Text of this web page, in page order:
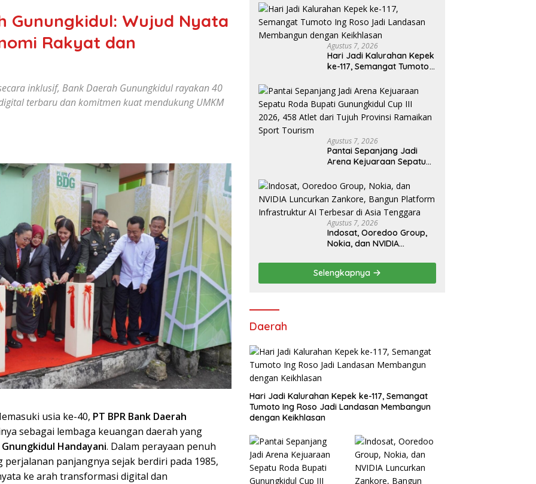
Gunungkidul: Wujud Nyata
Rakyat dan
inklusif, Bank Daerah Gunungkidul rayakan 40
terbaru dan komitmen kuat mendukung UMKM
usia ke-40, PT BPR Bank Daerah
sebagai lembaga keuangan daerah yang
Handayani. Dalam perayaan penuh
panjangnya sejak berdiri pada 1985,
ke arah transformasi digital dan
Agustus 7, 2026
Hari Jadi Kalurahan Kepek
ke-117, Semangat Tumoto
Membangun dengan
Keikhlasan
Agustus 7, 2026
Pantai Sepanjang Jadi
Arena Kejuaraan Sepatu
Cup III 2026, 458 Atlet dari
Tujuh Provinsi Ramaikan
Sport Tourism
Agustus 7, 2026
Indosat, Ooredoo Group,
Nokia, dan NVIDIA
Bangun Platform
Infrastruktur AI Terbesar di
Asia Tenggara
Selengkapnya
Daerah
Hari Jadi Kalurahan Kepek ke-117, Semangat
Tumoto Ing Roso Jadi Landasan Membangun
dengan Keikhlasan